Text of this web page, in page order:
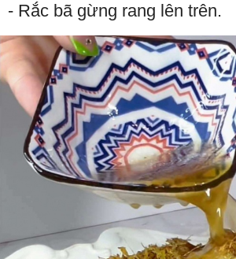
- Rắc bã gừng rang lên trên.